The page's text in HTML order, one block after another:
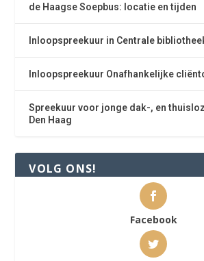
de Haagse Soepbus: locatie en tijden
Inloopspreekuur in Centrale
Inloopspreekuur Onafhankelijke
Spreekuur voor jonge dak-, en
Den Haag
VOLG ONS!
Facebook